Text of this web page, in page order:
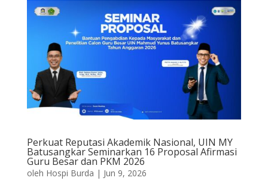
Perkuat Reputasi Akademik Nasional, UIN MY
Batusangkar Seminarkan 16 Proposal Afirmasi
Guru Besar dan PKM 2026
oleh Hospi Burda | Jun 9, 2026